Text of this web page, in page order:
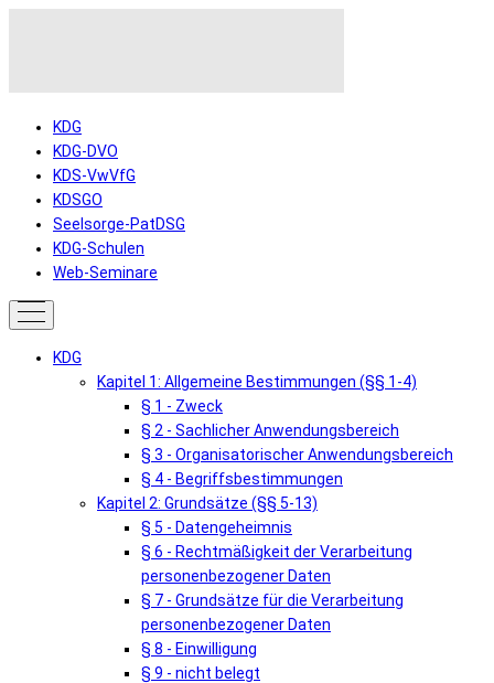
KDG
KDG-DVO
KDS-VwVfG
KDSGO
Seelsorge-PatDSG
KDG-Schulen
Web-Seminare
KDG
Kapitel 1: Allgemeine Bestimmungen (§§ 1-4)
§ 1 - Zweck
§ 2 - Sachlicher Anwendungsbereich
§ 3 - Organisatorischer Anwendungsbereich
§ 4 - Begriffsbestimmungen
Kapitel 2: Grundsätze (§§ 5-13)
§ 5 - Datengeheimnis
§ 6 - Rechtmäßigkeit der Verarbeitung
personenbezogener Daten
§ 7 - Grundsätze für die Verarbeitung
personenbezogener Daten
§ 8 - Einwilligung
§ 9 - nicht belegt